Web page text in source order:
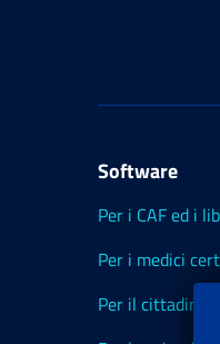
Software
Per i CAF ed i
Per i medici
Per il cittadino